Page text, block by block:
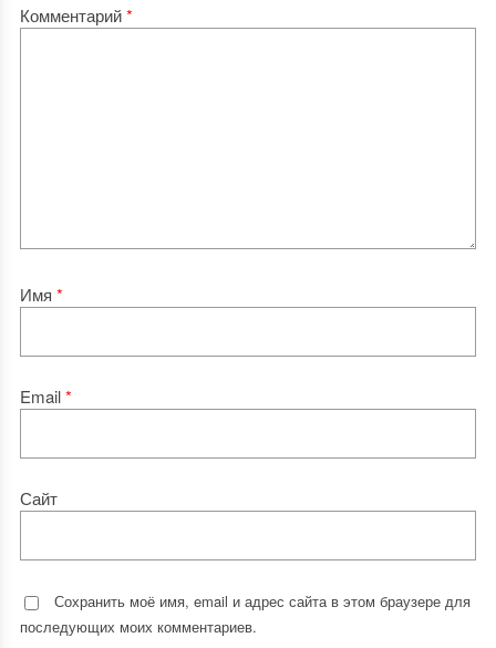
Комментарий*
Имя *
Email*
Сайт
Сохранить моё имя, email и адрес сайта в этом браузере для
последующих моих комментариев.